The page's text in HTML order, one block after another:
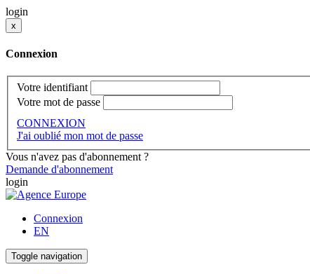
login
x
Connexion
Votre identifiant
Votre mot de passe
CONNEXION
J'ai oublié mon mot de passe
Vous n'avez pas d'abonnement ?
Demande d'abonnement
login
Connexion
EN
Toggle navigation